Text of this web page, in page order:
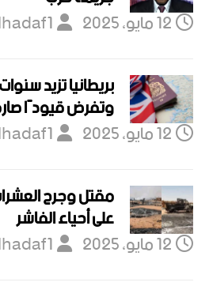
12 مايو، 2025
بريطانيا تزيد
وتفرض قيودًا
12 مايو، 2025
مقتل وجرح
على أحياء الفاشر
12 مايو، 2025